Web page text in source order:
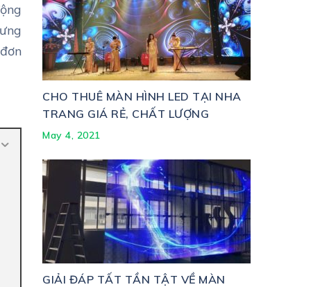
CHO THUÊ MÀN HÌNH LED TẠI NHA
TRANG GIÁ RẺ, CHẤT LƯỢNG
May 4, 2021
GIẢI ĐÁP TẤT TẦN TẬT VỀ MÀN